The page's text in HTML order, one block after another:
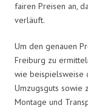
fairen Preisen an,
verläuft.
Um den genauen
Freiburg zu
wie beispielsweise
Umzugsguts sowie
Montage und